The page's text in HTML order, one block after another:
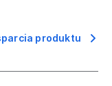
produktu